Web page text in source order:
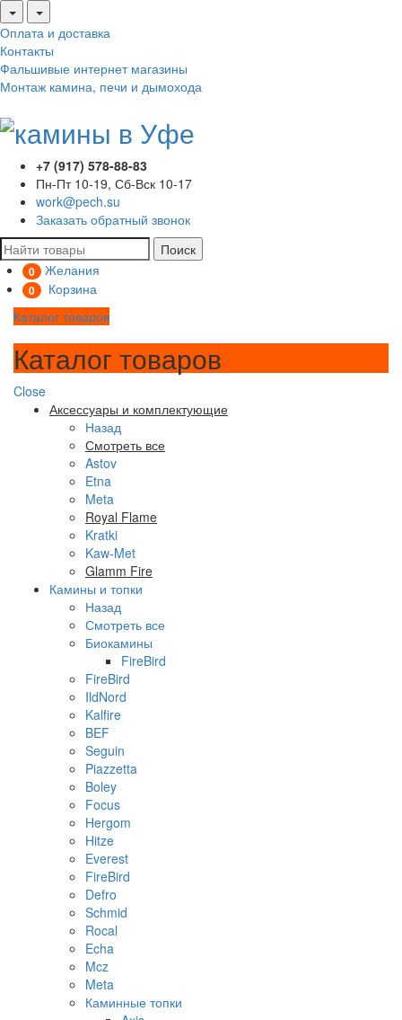
Оплата и доставка
Контакты
Фальшивые интернет магазины
Монтаж камина, печи и дымохода
+7 (917) 578-88-83
Пн-Пт 10-19, Сб-Вск 10-17
work@pech.su
Заказать обратный звонок
Поиск
0 Желания
0
Корзина
Каталог товаров
Каталог товаров
Close
Аксессуары и комплектующие
Назад
Смотреть все
Astov
Etna
Meta
Royal Flame
Kratki
Kaw-Met
Glamm Fire
Камины и топки
Назад
Смотреть все
Биокамины
FireBird
FireBird
IldNord
Kalfire
BEF
Seguin
Piazzetta
Boley
Focus
Hergom
Hitze
Everest
FireBird
Defro
Schmid
Rocal
Echa
Mcz
Meta
Каминные топки